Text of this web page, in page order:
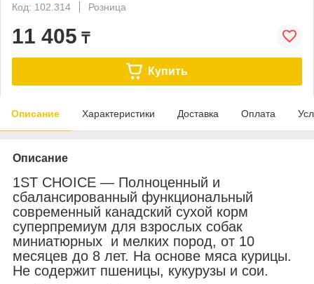
Код: 102.314
Розница
11 405 ₸
Купить
Описание Характеристики Доставка Оплата
Описание
1ST CHOICE — Полноценный и
сбалансированный функциональный
современный канадский сухой корм
суперпремиум для взрослых собак
миниатюрных и мелких пород, от 10
месяцев до 8 лет. На основе мяса курицы.
Не содержит пшеницы, кукурузы и сои.